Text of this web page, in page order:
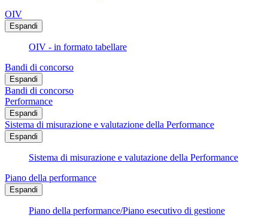
OIV
Espandi
OIV - in formato tabellare
Bandi di concorso
Espandi
Bandi di concorso
Performance
Espandi
Sistema di misurazione e valutazione della Performance
Espandi
Sistema di misurazione e valutazione della Performance
Piano della performance
Espandi
Piano della performance/Piano esecutivo di gestione